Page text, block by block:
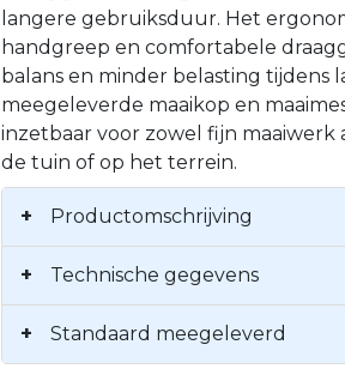
langere gebruiksduur. Het
handgreep en comfortabele
balans en minder belasting tijdens
meegeleverde maaikop en
inzetbaar voor zowel fijn maaiwerk
de tuin of op het terrein.
+ Productomschrijving
+ Technische gegevens
+ Standaard meegeleverd